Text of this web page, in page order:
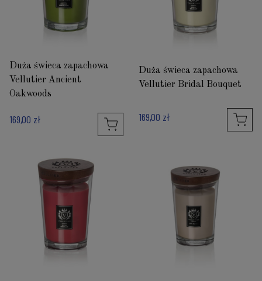
Duża świeca zapachowa
Vellutier Ancient
Oakwoods
169,00 zł
Duża świeca zapachowa
Vellutier Bridal Bouquet
169,00 zł